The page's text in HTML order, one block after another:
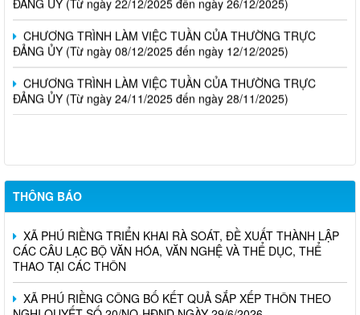
CHƯƠNG TRÌNH LÀM VIỆC TUẦN CỦA THƯỜNG TRỰC
ĐẢNG ỦY (Từ ngày 08/12/2025 đến ngày 12/12/2025)
CHƯƠNG TRÌNH LÀM VIỆC TUẦN CỦA THƯỜNG TRỰC
ĐẢNG ỦY (Từ ngày 24/11/2025 đến ngày 28/11/2025)
THÔNG BÁO
Chủ động ứng phó hiện tượng El Nino – Sử dụng nước tiết
kiệm, bảo vệ sản xuất nông nghiệp
XÃ PHÚ RIỀNG TRIỂN KHAI RÀ SOÁT, ĐỀ XUẤT THÀNH LẬP
CÁC CÂU LẠC BỘ VĂN HÓA, VĂN NGHỆ VÀ THỂ DỤC, THỂ
THAO TẠI CÁC THÔN
XÃ PHÚ RIỀNG CÔNG BỐ KẾT QUẢ SẮP XẾP THÔN THEO
NGHỊ QUYẾT SỐ 20/NQ-HĐND NGÀY 29/6/2026